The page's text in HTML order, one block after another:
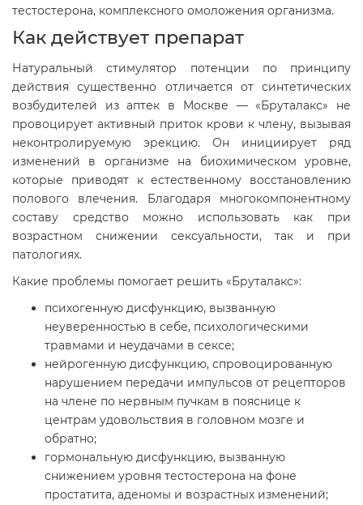
тестостерона, комплексного омоложения организма.
Как действует препарат
Натуральный стимулятор потенции по принципу
действия существенно отличается от синтетических
возбудителей из аптек в Москве — «Бруталакс» не
провоцирует активный приток крови к члену, вызывая
неконтролируемую эрекцию. Он инициирует ряд
изменений в организме на биохимическом уровне,
которые приводят к естественному восстановлению
полового влечения. Благодаря многокомпонентному
составу средство можно использовать как при
возрастном снижении сексуальности, так и при
патологиях.
Какие проблемы помогает решить «Бруталакс»:
психогенную дисфункцию, вызванную
неуверенностью в себе, психологическими
травмами и неудачами в сексе;
нейрогенную дисфункцию, спровоцированную
нарушением передачи импульсов от рецепторов
на члене по нервным пучкам в пояснице к
центрам удовольствия в головном мозге и
обратно;
гормональную дисфункцию, вызванную
снижением уровня тестостерона на фоне
простатита, аденомы и возрастных изменений;